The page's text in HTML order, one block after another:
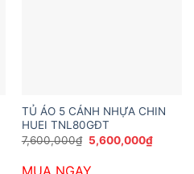
TỦ ÁO 5 CÁNH NHỰA CHIN
HUEI TNL80GĐT
7,600,000₫ Giá
gốc
7,600,000₫.
5,600,000₫Giá
hiện
MUA NGAY